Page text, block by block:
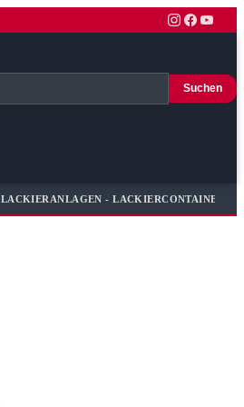
Suchen
LACKIERANLAGEN - LACKIERCONTAINER -